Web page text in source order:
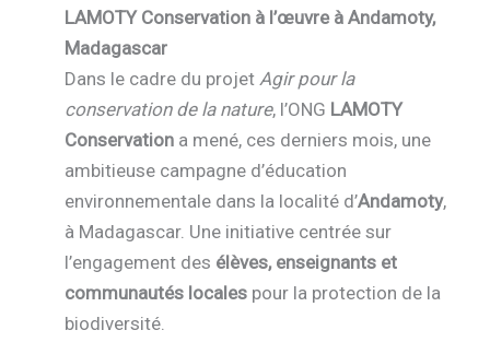
LAMOTY Conservation à l’œuvre à Andamoty,
Madagascar
Dans le cadre du projetAgir pour la
conservation de la nature, l’ONG LAMOTY
Conservation a mené, ces derniers mois, une
ambitieuse campagne d’éducation
environnementale dans la localité d’Andamoty,
à Madagascar. Une initiative centrée sur
l’engagement des élèves, enseignants et
communautés locales pour la protection de la
biodiversité.